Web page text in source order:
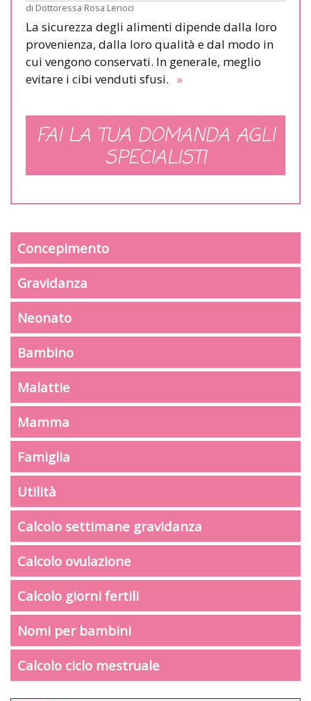
di Dottoressa Rosa Lenoci
La sicurezza degli alimenti dipende dalla loro
provenienza, dalla loro qualità e dal modo in
cui vengono conservati. In generale, meglio
evitare i cibi venduti sfusi. »
FAI LA TUA DOMANDA AGLI
SPECIALISTI
Concepimento
Gravidanza
Neonato
Bambino
Malattie
Mamma
Famiglia
Utilità
Calcolo settimane gravidanza
Calcolo ovulazione
Calcolo giorni fertili
Nomi per bambini
Calcolo ciclo mestruale